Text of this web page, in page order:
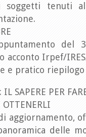
i soggetti tenuti
del
acconto Irpef/
e pratico riepilogo
SAPERE PER
aggiornamento,
delle